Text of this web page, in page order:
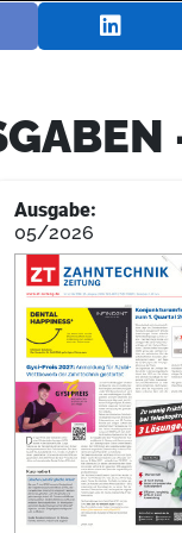
Ausgabe:
05/2026